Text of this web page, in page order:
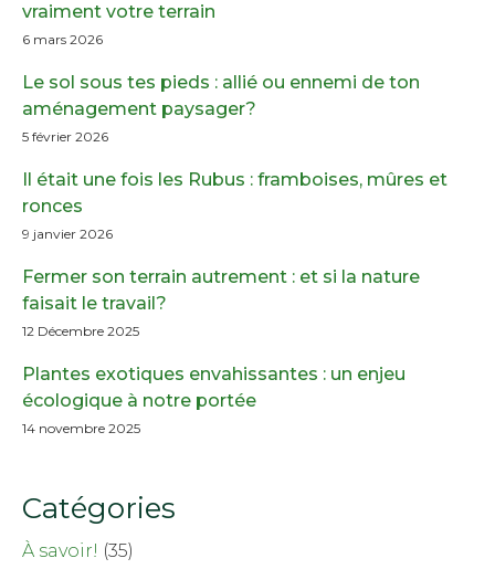
vraiment votre terrain
6 mars 2026
Le sol sous tes pieds : allié ou ennemi de ton
aménagement paysager?
5 février 2026
Il était une fois les Rubus : framboises, mûres et
ronces
9 janvier 2026
Fermer son terrain autrement : et si la nature
faisait le travail?
12 Décembre 2025
Plantes exotiques envahissantes : un enjeu
écologique à notre portée
14 novembre 2025
Catégories
À savoir! (35)